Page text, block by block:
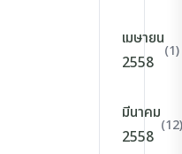
เมษายน
2558
(1)
มีนาคม
2558
(12)